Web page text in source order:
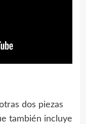
dos piezas
también incluye